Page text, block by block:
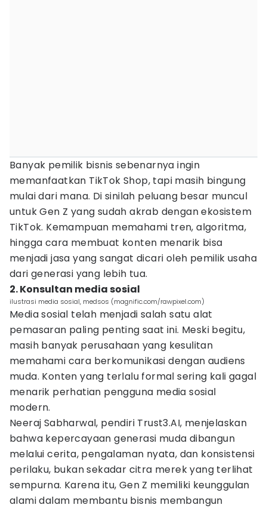
Banyak pemilik bisnis sebenarnya ingin
memanfaatkan TikTok Shop, tapi masih bingung
mulai dari mana. Di sinilah peluang besar muncul
untuk Gen Z yang sudah akrab dengan ekosistem
TikTok. Kemampuan memahami tren, algoritma,
hingga cara membuat konten menarik bisa
menjadi jasa yang sangat dicari oleh pemilik usaha
dari generasi yang lebih tua.
2. Konsultan media sosial
ilustrasi media sosial, medsos (magnific.com/rawpixel.com)
Media sosial telah menjadi salah satu alat
pemasaran paling penting saat ini. Meski begitu,
masih banyak perusahaan yang kesulitan
memahami cara berkomunikasi dengan audiens
muda. Konten yang terlalu formal sering kali gagal
menarik perhatian pengguna media sosial
modern.
Neeraj Sabharwal, pendiri Trust3.AI, menjelaskan
bahwa kepercayaan generasi muda dibangun
melalui cerita, pengalaman nyata, dan konsistensi
perilaku, bukan sekadar citra merek yang terlihat
sempurna. Karena itu, Gen Z memiliki keunggulan
alami dalam membantu bisnis membangun